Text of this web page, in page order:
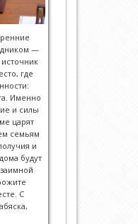
—
где
Именно
и силы
царят
семьям
и
будут
С